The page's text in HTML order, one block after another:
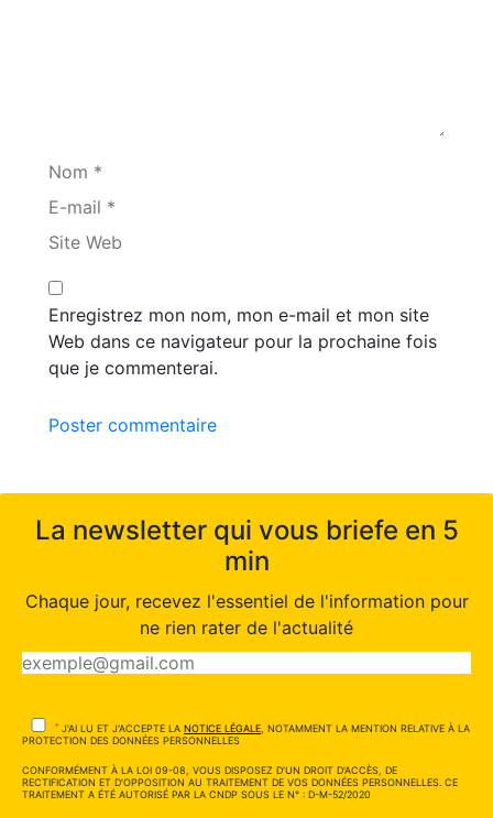
Nom *
E-mail *
Site Web
Enregistrez mon nom, mon e-mail et mon site
Web dans ce navigateur pour la prochaine fois
que je commenterai.
Poster commentaire
La newsletter qui vous briefe en 5
min
Chaque jour, recevez l'essentiel de l'information pour
ne rien rater de l'actualité
* J'AI LU ET J'ACCEPTE LA NOTICE LÉGALE, NOTAMMENT LA MENTION RELATIVE À LA
PROTECTION DES DONNÉES PERSONNELLES
CONFORMÉMENT À LA LOI 09-08, VOUS DISPOSEZ D'UN DROIT D'ACCÈS, DE
RECTIFICATION ET D'OPPOSITION AU TRAITEMENT DE VOS DONNÉES PERSONNELLES. CE
TRAITEMENT A ÉTÉ AUTORISÉ PAR LA CNDP SOUS LE N° : D-M-52/2020